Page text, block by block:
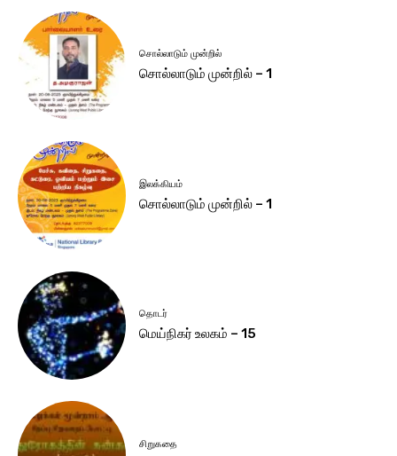
சொல்லாடும் முன்றில்
சொல்லாடும் முன்றில் – 1
இலக்கியம்
சொல்லாடும் முன்றில் – 1
தொடர்
மெய்நிகர் உலகம் – 15
சிறுகதை